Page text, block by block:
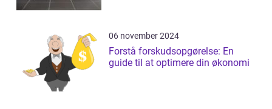
06 november 2024
Forstå forskudsopgørelse: En
guide til at optimere din økonomi